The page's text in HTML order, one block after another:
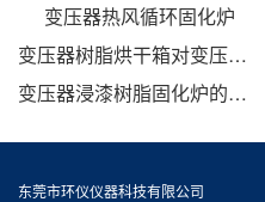
变压器热风循环固化炉
变压器树脂烘干箱对变压器的固化处理方法
变压器浸漆树脂固化炉的技术方案
东莞市环仪仪器科技有限公司